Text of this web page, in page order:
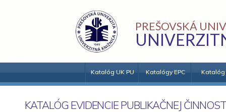
PREŠOVSKÁ
Katalóg UK PU Katalógy EPC Katalóg
KATALÓG EVIDENCIE PUBLIKAČNEJ